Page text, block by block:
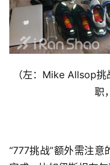
（左： Mike Allsop挑
职
“777挑战”额外需注